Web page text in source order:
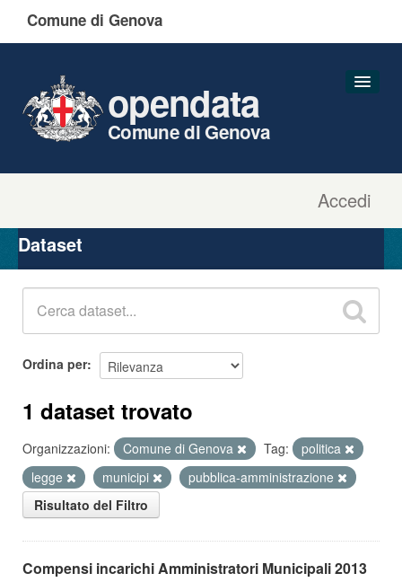
Comune di Genova
Accedi
opendata
Comune di Genova
Organizzazioni
Gruppi
Dataset
Ordina per
1 dataset trovato
Organizzazioni: Comune di Genova Tag:
politica
legge
municipi
pubblica-amministrazione
Risultato del Filtro
Compensi incarichi Amministratori Municipali 2013